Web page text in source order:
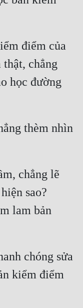
điểm của
thật, chẳng
học đường
thèm nhìn
chẳng lẽ
sao?
lam bản
chóng sửa
kiểm điểm